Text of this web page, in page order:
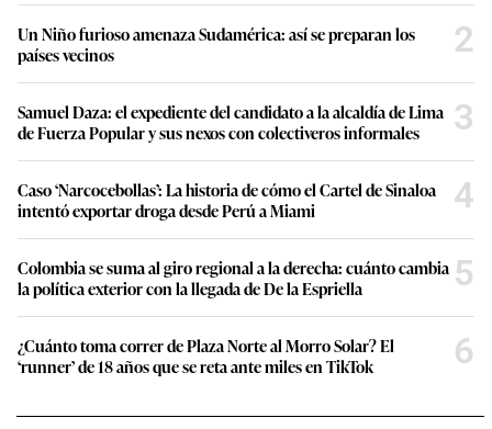
Un Niño furioso amenaza Sudamérica: así se preparan los
países vecinos
2
Samuel Daza: el expediente del candidato a la alcaldía de Lima
de Fuerza Popular y sus nexos con colectiveros informales
3
Caso ‘Narcocebollas’: La historia de cómo el Cartel de Sinaloa
intentó exportar droga desde Perú a Miami
4
Colombia se suma al giro regional a la derecha: cuánto cambia
la política exterior con la llegada de De la Espriella
5
¿Cuánto toma correr de Plaza Norte al Morro Solar? El
‘runner’ de 18 años que se reta ante miles en TikTok
6